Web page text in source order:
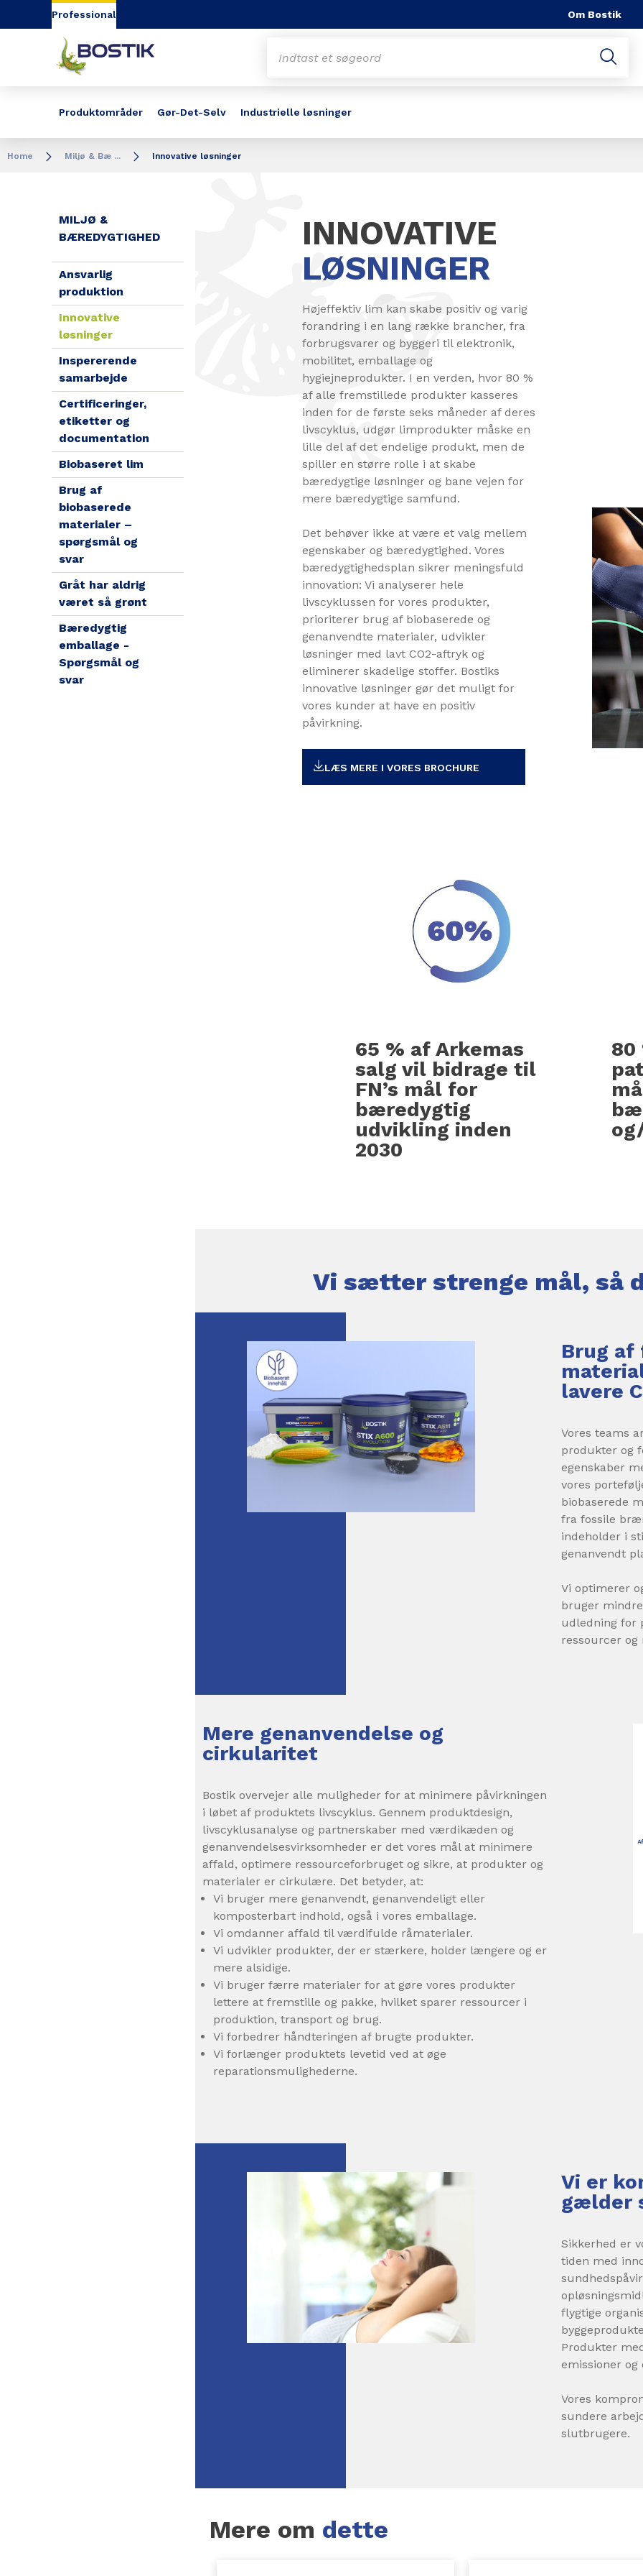
Go to content Go to navigation
Professional Om Bostik
Produktområder Gør-Det-Selv Industrielle løsninger
Home Miljø & Bæ ... Innovative løsninger
MILJØ &
BÆREDYGTIGHED
Ansvarlig
produktion
Innovative
løsninger
Inspererende
samarbejde
Certificeringer,
etiketter og
documentation
Biobaseret lim
Brug af
biobaserede
materialer –
spørgsmål og
svar
Gråt har aldrig
været så grønt
Bæredygtig
emballage -
Spørgsmål og
svar
INNOVATIVE
LØSNINGER
Højeffektiv lim kan skabe positiv og varig
forandring i en lang række brancher, fra
forbrugsvarer og byggeri til elektronik,
mobilitet, emballage og
hygiejneprodukter. I en verden, hvor 80 %
af alle fremstillede produkter kasseres
inden for de første seks måneder af deres
livscyklus, udgør limprodukter måske en
lille del af det endelige produkt, men de
spiller en større rolle i at skabe
bæredygtige løsninger og bane vejen for
mere bæredygtige samfund.
Det behøver ikke at være et valg mellem
egenskaber og bæredygtighed. Vores
bæredygtighedsplan sikrer meningsfuld
innovation: Vi analyserer hele
livscyklussen for vores produkter,
prioriterer brug af biobaserede og
genanvendte materialer, udvikler
løsninger med lavt CO2-aftryk og
eliminerer skadelige stoffer. Bostiks
innovative løsninger gør det muligt for
vores kunder at have en positiv
påvirkning.
LÆS MERE I VORES BROCHURE
65 % af Arkemas
salg vil bidrage til
FN’s mål for
bæredygtig
udvikling inden
2030
80
Vi sætter strenge mål, så
Brug af
lavere
Vores teams
produkter og
egenskaber
vores
biobaserede
fra fossile
indeholder i
genanvendt
Vi optimerer
bruger
udledning for
ressourcer og
Mere genanvendelse og
cirkularitet
Bostik overvejer alle muligheder for at minimere påvirkningen
i løbet af produktets livscyklus. Gennem produktdesign,
livscyklusanalyse og partnerskaber med værdikæden og
genanvendelsesvirksomheder er det vores mål at minimere
affald, optimere ressourceforbruget og sikre, at produkter og
materialer er cirkulære. Det betyder, at:
Vi bruger mere genanvendt, genanvendeligt eller
komposterbart indhold, også i vores emballage.
Vi omdanner affald til værdifulde råmaterialer.
Vi udvikler produkter, der er stærkere, holder længere og er
mere alsidige.
Vi bruger færre materialer for at gøre vores produkter
lettere at fremstille og pakke, hvilket sparer ressourcer i
produktion, transport og brug.
Vi forbedrer håndteringen af brugte produkter.
Vi forlænger produktets levetid ved at øge
reparationsmulighederne.
Vi er
gælder
Sikkerhed er
tiden med
flygtige
Produkter
emissioner
Vores
sundere
slutbrugere.
Mere om dette